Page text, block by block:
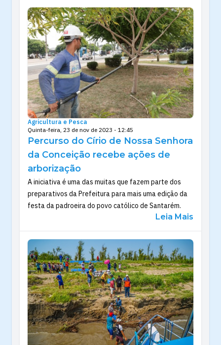
Agricultura e Pesca
Quinta-feira, 23 de nov de 2023 - 12:45
Percurso do Círio de Nossa Senhora
da Conceição recebe ações de
arborização
A iniciativa é uma das muitas que fazem parte dos
preparativos da Prefeitura para mais uma edição da
festa da padroeira do povo católico de Santarém.
Leia Mais